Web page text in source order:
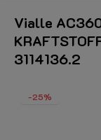
Vialle
3114136.2
-25%